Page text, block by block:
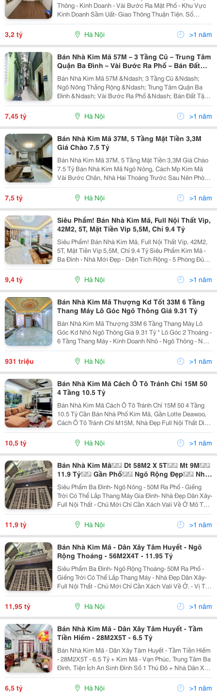
Thông - Kinh Doanh - Vài Bước Ra Mặt Phố - Khu Vực
Kinh Doanh Sầm Uất- Giao Thông Thuận Tiện. Sổ
Chung - Pháp Lý Chuẩn Chỉnh Thiết Kế : - Tầng1 ; Để Xe
Phòng Khách,Bếp + Wc. - Tầng 2.3.4 : 3...
3,2 tỷ Hà Nội >1 năm
Bán Nhà Kim Mã 57M – 3 Tầng Cũ – Trung Tâm
Quận Ba Đình – Vài Bước Ra Phố – Bán Đất
Tặng Nhà
Bán Nhà Kim Mã 57M &Ndash; 3 Tầng Cũ &Ndash;
Ngõ Nông Thẳng Rộng &Ndash; Trung Tâm Quận Ba
Đình &Ndash; Vài Bước Ra Phố &Ndash; Bán Đất Tặng
Nhà. * Mô Tả: - Nhà Ở Trung Tâm Quận Ba Đình, Khu
Vực Nhiều Tiện Ích, 10 Phút Lên Bờ Hồ - Nhà Ngõ
Nông...
7,45 tỷ Hà Nội >1 năm
Bán Nhà Kim Mã 37M, 5 Tầng Mặt Tiền 3,3M
Giá Chào 7.5 Tỷ
Bán Nhà Kim Mã 37M, 5 Tầng Mặt Tiền 3,3M Giá Chào
7.5 Tỷ Bán Nhà Kim Mã Ngõ Nông, Cách Mp Kim Mã
Vài Bước Chân, Nhà Hai Thoáng Trước Sau Nên Phòng
Nào Cũng Có Không Khi Lưu Thông Thoáng Mát Diện
Tích 37M, 5 Tầng, Mặt Tiền 3,3M Thiết Kế 3 Ngủ Đầy
7,5 tỷ Hà Nội >1 năm
Siêu Phẩm! Bán Nhà Kim Mã, Full Nội Thất Vip,
42M2, 5T, Mặt Tiền Vip 5,5M, Chỉ 9.4 Tỷ
Siêu Phẩm! Bán Nhà Kim Mã, Full Nội Thất Vip, 42M2,
5T, Mặt Tiền Vip 5,5M, Chỉ 9.4 Tỷ Siêu Phẩm Kim Mã -
Ba Đình - Nhà Mới Đẹp - Diện Tích Rộng - 5 Phòng Đủ
Công Năng - Ngõ Thoáng Mặt Tiền Rộng - Tặng Full Nội
Thất Ngõ Kim Mã Thông Các Ngả, Ngõ...
9,4 tỷ Hà Nội >1 năm
Bán Nhà Kim Mã Thượng Kd Tốt 33M 6 Tầng
Thang Máy Lô Góc Ngõ Thông Giá 9.31 Tỷ
Bán Nhà Kim Mã Thượng 33M 6 Tầng Thang Máy Lô
Góc Kd Nhỏ Ngõ Thông Giá 9.31 Tỷ * Lô Góc 2 Thoáng -
6 Tầng Thang Máy - Kinh Doanh Nhỏ - Ngõ Thông - Nhà
Mới Đón Tết. * Diện Tích 33M , 6 Tầng, Thang Máy Chạy
Vù Vù. Nhà Mới Xây, Khách Mua Về Chỉ Việc...
931 triệu Hà Nội >1 năm
Bán Nhà Kim Mã Cách Ô Tô Tránh Chỉ 15M 50
4 Tầng 10.5 Tỷ
Bán Nhà Kim Mã Cách Ô Tô Tránh Chỉ 15M 50 4 Tầng
10.5 Tỷ Cần Bán Nhà Phố Kim Mã, Gần Lotte Deawoo,
Cách Ô Tô Tránh Chỉ M15M, Nhà Đẹp Full Nội Thất Diện
Tích 50M 4 Tầng Mặt Tiên 3.2 M Giá Chào 10,5 Tỷ Sổ
Đỏ Chính Chủ Sẵn Sàng Giao Dịch, Giao Thông...
10,5 tỷ Hà Nội >1 năm
Bán Nhà Kim Mã�� Dt 58M2 X 5T�� Mt 9M��
11.9 Tỷ�� Gần Phố�� Ngõ Rộng Đẹp�� Nhà
Đẹp Ở Luôn
Siêu Phẩm Ba Đình- Ngõ Nông - 50M Ra Phố - Giếng
Trời Có Thể Lắp Thang Máy Gia Đình- Nhà Đẹp Dân Xây-
Full Nội Thất - Chủ Mới Chỉ Cần Xách Vali Về Ở Mô Tả: -
Vị Trí Lõi Trung Tâm Quận Ba Đình, Khu Dân Trí Cao, An
Ninh Tốt, Giao Giữa Các Quận Ba...
11,9 tỷ Hà Nội >1 năm
Bán Nhà Kim Mã - Dân Xây Tâm Huyết - Ngõ
Rộng Thoáng - 56M2X4T - 11.95 Tỷ
Siêu Phẩm Ba Đình- Ngõ Rộng Thoáng- 50M Ra Phố -
Giếng Trời Có Thể Lắp Thang Máy - Nhà Đẹp Dân Xây-
Full Nội Thất - Chủ Mới Chỉ Cần Xách Vali Về Ở. - Vị Trí
Lõi Trung Tâm Quận Ba Đình, Khu Dân Trí Cao, An Ninh
Tốt, Giao Giữa Các Quận Ba Đình, Hoàn...
11,95 tỷ Hà Nội >1 năm
Bán Nhà Kim Mã - Dân Xây Tâm Huyết - Tầm
Tiền Hiếm - 28M2X5T - 6.5 Tỷ
Bán Nhà Kim Mã - Dân Xây Tâm Huyết - Tầm Tiền Hiếm
- 28M2X5T - 6.5 Tỷ + Kim Mã - Vạn Phúc, Trung Tâm Ba
Đình, Tiện Ích An Sinh Đỉnh Số 1 Thủ Đô + Nhà Dân Xây
5 Tầng Khung, Cột Btct Cực Kì Chắc Chắn, Vuông Vắn,
Thoáng Trước Sau, Nhiều Phong Ngủ...
6,5 tỷ Hà Nội >1 năm